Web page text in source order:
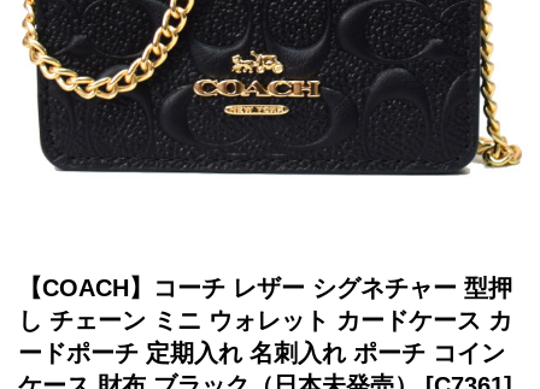
【COACH】コーチ レザー シグネチャー 型押
し チェーン ミニ ウォレット カードケース カ
ードポーチ 定期入れ 名刺入れ ポーチ コイン